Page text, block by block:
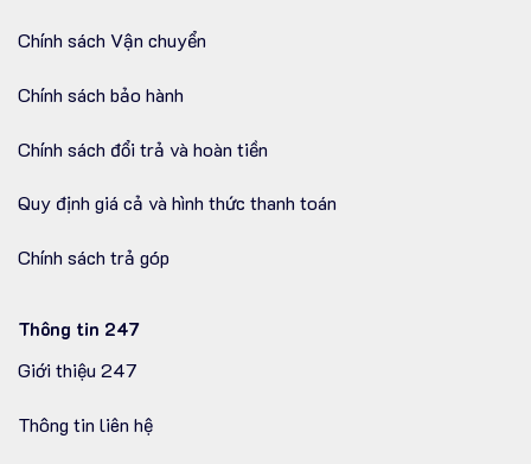
Chính sách Vận chuyển
Chính sách bảo hành
Chính sách đổi trả và hoàn tiền
Quy định giá cả và hình thức thanh toán
Chính sách trả góp
Thông tin 247
Giới thiệu 247
Thông tin liên hệ